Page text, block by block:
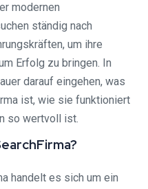
modernen
ständig nach
um ihre
Erfolg zu bringen. In
darauf eingehen, was
ist, wie sie funktioniert
so wertvoll ist.
handelt es sich um ein